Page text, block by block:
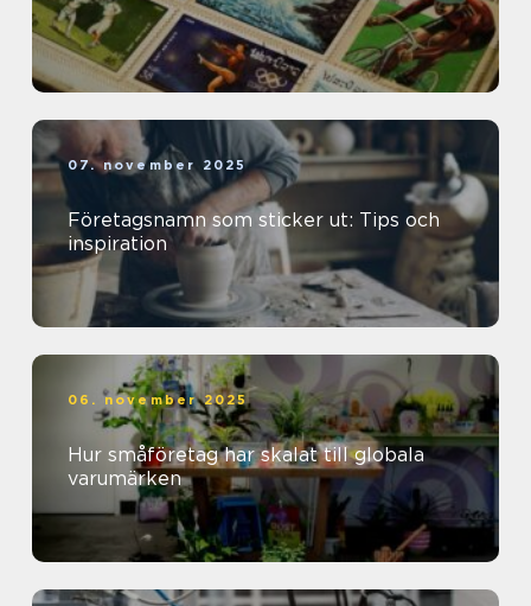
07. november 2025
Företagsnamn som sticker ut: Tips och
inspiration
06. november 2025
Hur småföretag har skalat till globala
varumärken